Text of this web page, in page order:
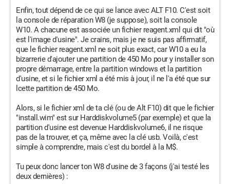
Enfin, tout dépend de ce qui se lance avec ALT F10. C'est soit
la console de réparation W8 (je suppose), soit la console
W10. A chacune est associée un fichier reagent.xml qui dit "où
est l'image d'usine". Je crains, mais je ne suis pas affirmatif,
que le fichier reagent.xml ne soit plus exact, car W10 a eu la
bizarrerie d'ajouter une partition de 450 Mo pour y installer son
propre démarrage, entre la partition windows et la partition
d'usine, et si le fichier xml a été mis à jour, il ne l'a été que sur
lcette partition de 450 Mo.
Alors, si le fichier xml de ta clé (ou de Alt F10) dit que le fichier
"install.wim" est sur Harddiskvolume5 (par exemple) et que la
partition d'usine est devenue Harddiskvolume6, il ne risque
pas de la trouver, et ça, même avec la clé usb. Voilà, c'est
simple à comprendre, mais c'est du bordel à la M$.
Tu peux donc lancer ton W8 d'usine de 3 façons (j'ai testé les
deux dernières) :